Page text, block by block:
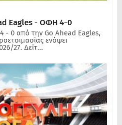
Eagles - ΟΦΗ 4-0
- 0 από την Go Ahead Eagles,
ενόψει
27. Δείτ...